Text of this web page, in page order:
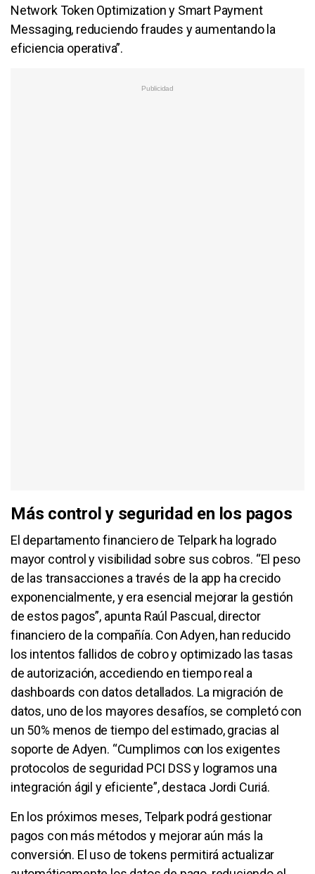
Network Token Optimization y Smart Payment
Messaging, reduciendo fraudes y aumentando la
eficiencia operativa”.
Más control y seguridad en los pagos
El departamento financiero de Telpark ha logrado
mayor control y visibilidad sobre sus cobros. “El peso
de las transacciones a través de la app ha crecido
exponencialmente, y era esencial mejorar la gestión
de estos pagos”, apunta Raúl Pascual, director
financiero de la compañía. Con Adyen, han reducido
los intentos fallidos de cobro y optimizado las tasas
de autorización, accediendo en tiempo real a
dashboards con datos detallados. La migración de
datos, uno de los mayores desafíos, se completó con
un 50% menos de tiempo del estimado, gracias al
soporte de Adyen. “Cumplimos con los exigentes
protocolos de seguridad PCI DSS y logramos una
integración ágil y eficiente”, destaca Jordi Curiá.
En los próximos meses, Telpark podrá gestionar
pagos con más métodos y mejorar aún más la
conversión. El uso de tokens permitirá actualizar